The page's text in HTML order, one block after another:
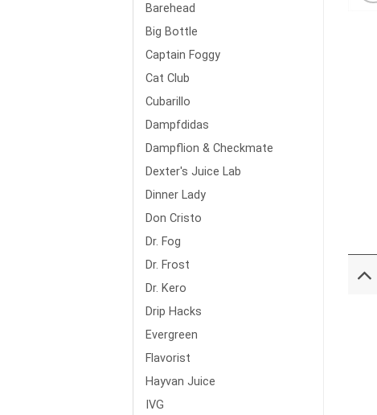
Barehead
Big Bottle
Captain Foggy
Cat Club
Cubarillo
Dampfdidas
Dampflion & Checkmate
Dexter's Juice Lab
Dinner Lady
Don Cristo
Dr. Fog
Dr. Frost
Dr. Kero
Drip Hacks
Evergreen
Flavorist
Hayvan Juice
IVG